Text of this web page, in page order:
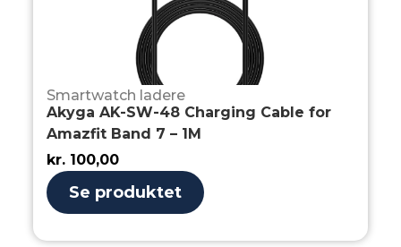
Smartwatch ladere
Akyga AK-SW-48 Charging Cable for
Amazfit Band 7 – 1M
kr. 100,00
Se produktet